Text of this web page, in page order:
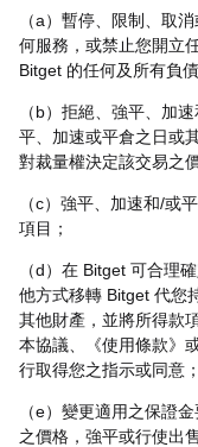
（a）暫停、限制、取
何服務，或禁止您開立
Bitget 的任何及所有負
（b）拒絕、強平、加
平、加速或平倉之日或
對裁量權決定該交易之
（c）強平、加速和/或
項目；
（d）在 Bitget 可合理
他方式移轉 Bitget 代您
其他財產，並將所得款
本協議、《使用條款》
行取得您之指示或同意；
（e）變更適用之保證
之價格，強平或行使出